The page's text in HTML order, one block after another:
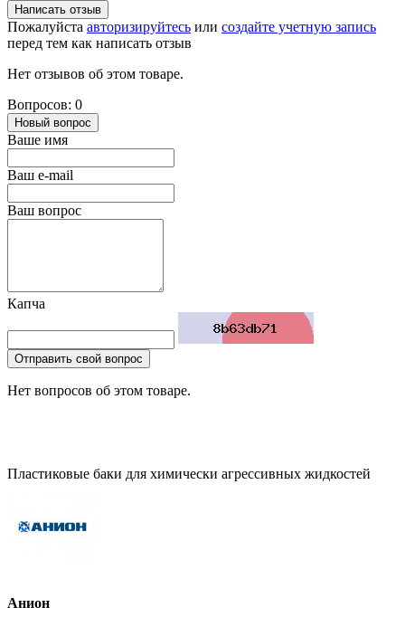
Написать отзыв
Пожалуйста авторизируйтесь или создайте учетную запись
перед тем как написать отзыв
Нет отзывов об этом товаре.
Вопросов: 0
Новый вопрос
Ваше имя
Ваш e-mail
Ваш вопрос
Капча
Отправить свой вопрос
Нет вопросов об этом товаре.
Пластиковые баки для химически агрессивных жидкостей
Анион